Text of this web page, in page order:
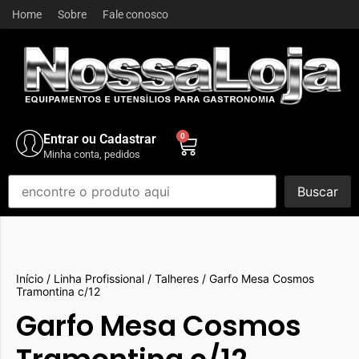
Home Sobre Fale conosco
Buscar
Entrar ou Cadastrar
Minha conta, pedidos
0
Início / Linha Profissional / Talheres / Garfo Mesa Cosmos
Tramontina c/12
Garfo Mesa Cosmos